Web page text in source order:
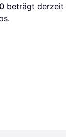
beträgt derzeit